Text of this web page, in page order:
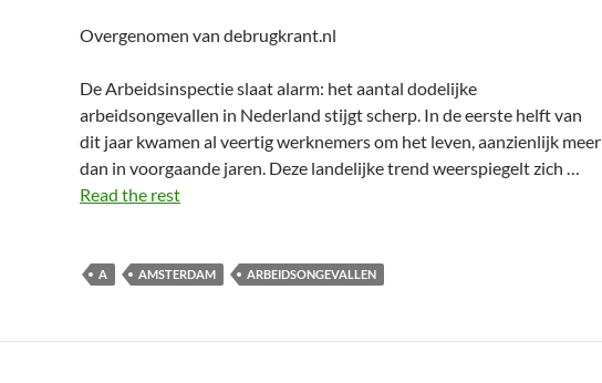
Overgenomen van debrugkrant.nl
De Arbeidsinspectie slaat alarm: het aantal dodelijke
arbeidsongevallen in Nederland stijgt scherp. In de eerste helft van
dit jaar kwamen al veertig werknemers om het leven, aanzienlijk meer
dan in voorgaande jaren. Deze landelijke trend weerspiegelt zich …
Read the rest
A AMSTERDAM ARBEIDSONGEVALLEN